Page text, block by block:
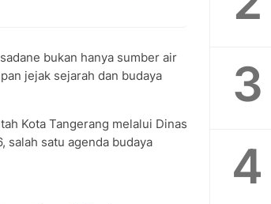
bukan hanya sumber air
jejak sejarah dan budaya
Kota Tangerang melalui Dinas
salah satu agenda budaya
3
4